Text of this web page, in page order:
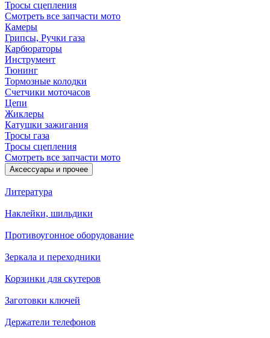
Тросы сцепления
Смотреть все запчасти мото
Камеры
Грипсы, Ручки газа
Карбюраторы
Инструмент
Тюнинг
Тормозные колодки
Счетчики моточасов
Цепи
Жиклеры
Катушки зажигания
Тросы газа
Тросы сцепления
Смотреть все запчасти мото
Аксессуары и прочее
Литература
Наклейки, шильдики
Противоугонное оборудование
Зеркала и переходники
Корзинки для скутеров
Заготовки ключей
Держатели телефонов